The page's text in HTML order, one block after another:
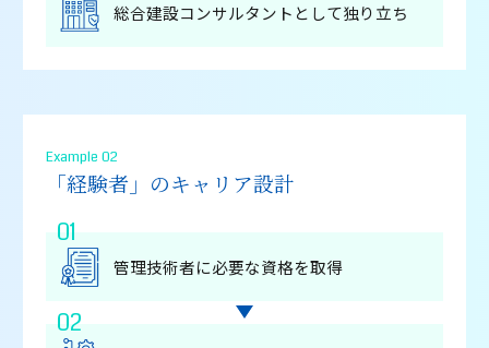
総合建設コンサルタントとして独り⽴ち
Example 02
「経験者」のキャリア設計
01
管理技術者に必要な資格を取得
02